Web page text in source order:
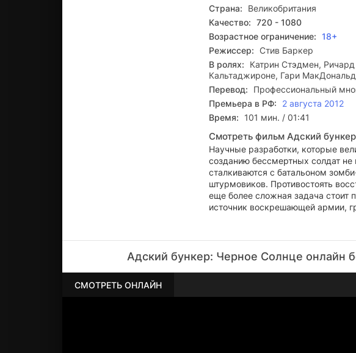
Страна:
Великобритания
Качество: 720 - 1080
Возрастное ограничение: 18+
Режиссер: Стив Баркер
В ролях:
Катрин Стэдмен,
Кальтаджироне, Гари
Перевод:
Профессиональный
Премьера в РФ:
2 августа 2012
Время:
101 мин. / 01:41
Смотреть фильм Адский
Научные разработки, которые
созданию бессмертных солдат
сталкиваются с батальоном
штурмовиков. Противостоять
еще более сложная задача стоит
источник воскрешающей армии,
Адский бункер: Черное Солнце онлайн
СМОТРЕТЬ ОНЛАЙН